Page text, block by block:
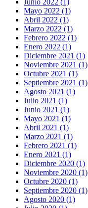
Mayo 2022 (1)
Abril 2022 (1)
Marzo 2022 (1)
Febrero 2022 (1)
Enero 2022 (1)
Diciembre 2021 (1)
Noviembre 2021 (1)
Octubre 2021 (1)
Septiembre 2021 (1)
Agosto 2021 (1)
Julio 2021 (1)
Junio 2021 (1)
Mayo 2021 (1)
Abril 2021 (1)
Marzo 2021 (1)
Febrero 2021 (1)
Enero 2021 (1)
Diciembre 2020 (1)
Noviembre 2020 (1)
Octubre 2020 (1)
Septiembre 2020 (1)
Agosto 2020 (1)